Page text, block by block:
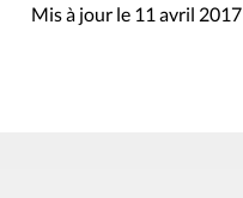
Mis à jour le 11 avril 2017